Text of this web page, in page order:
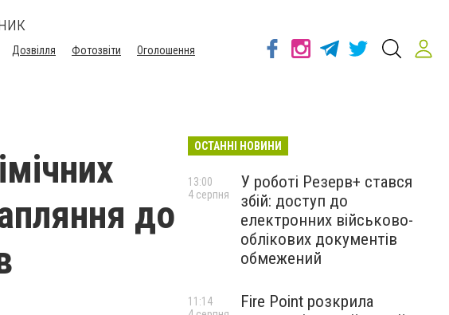
Дозвілля Фотозвіти
Оголошення
до
ОСТАННІ НОВИНИ
У роботі Резерв+ стався
збій: доступ до
електронних військово-
облікових документів
обмежений
13:00
4 серпня
Fire Point розкрила
11:14